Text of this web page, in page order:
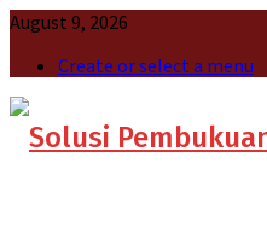
August 9, 2026
Create or select a menu